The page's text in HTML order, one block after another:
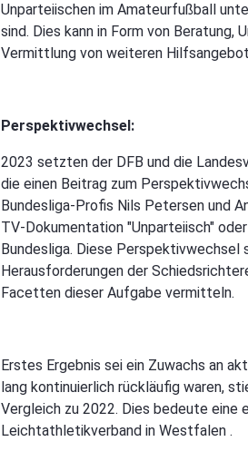
Unparteiischen im Amateurfußball
sind. Dies kann in Form von
Vermittlung von weiteren
Perspektivwechsel:
2023 setzten der DFB und die
die einen Beitrag zum
Bundesliga-Profis Nils Petersen und
TV-Dokumentation "Unparteiisch"
Bundesliga. Diese Perspektivwechsel
Herausforderungen der
Facetten dieser Aufgabe vermitteln.
Erstes Ergebnis sei ein Zuwachs an
lang kontinuierlich rückläufig waren,
Vergleich zu 2022. Dies bedeute eine
Leichtathletikverband in Westfalen .